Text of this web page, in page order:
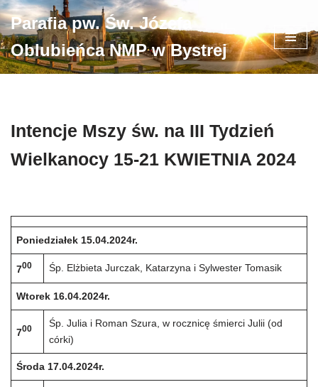
Przejdź
do
treści
Parafia pw. Św. Józefa
Oblubieńca NMP w Bystrej
Intencje Mszy św. na III Tydzień
Wielkanocy 15-21 KWIETNIA 2024
Poniedziałek 15.04.2024r.
700 Śp. Elżbieta Jurczak, Katarzyna i Sylwester Tomasik
Wtorek 16.04.2024r.
700
Śp. Julia i Roman Szura, w rocznicę śmierci Julii (od
córki)
Środa 17.04.2024r.